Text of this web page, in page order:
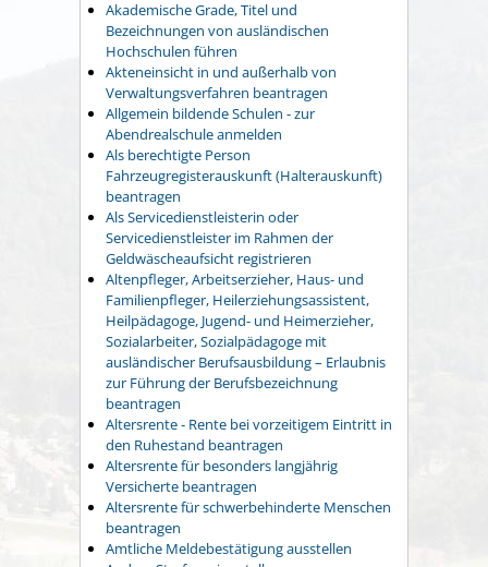
Akademische Grade, Titel und
Bezeichnungen von ausländischen
Hochschulen führen
Akteneinsicht in und außerhalb von
Verwaltungsverfahren beantragen
Allgemein bildende Schulen - zur
Abendrealschule anmelden
Als berechtigte Person
Fahrzeugregisterauskunft (Halterauskunft)
beantragen
Als Servicedienstleisterin oder
Servicedienstleister im Rahmen der
Geldwäscheaufsicht registrieren
Altenpfleger, Arbeitserzieher, Haus- und
Familienpfleger, Heilerziehungsassistent,
Heilpädagoge, Jugend- und Heimerzieher,
Sozialarbeiter, Sozialpädagoge mit
ausländischer Berufsausbildung – Erlaubnis
zur Führung der Berufsbezeichnung
beantragen
Altersrente - Rente bei vorzeitigem Eintritt in
den Ruhestand beantragen
Altersrente für besonders langjährig
Versicherte beantragen
Altersrente für schwerbehinderte Menschen
beantragen
Amtliche Meldebestätigung ausstellen